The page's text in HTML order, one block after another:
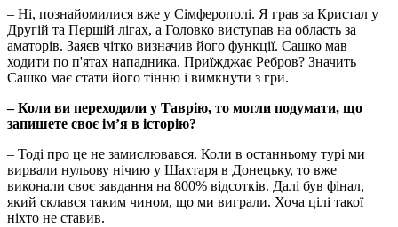
– Ні, познайомилися вже у Сімферополі. Я грав за Кристал у
Другій та Першій лігах, а Головко виступав на область за
аматорів. Заяєв чітко визначив його функції. Сашко мав
ходити по п'ятах нападника. Приїжджає Ребров? Значить
Сашко має стати його тінню і вимкнути з гри.
– Коли ви переходили у Таврію, то могли подумати, що
запишете своє ім’я в історію?
– Тоді про це не замислювався. Коли в останньому турі ми
вирвали нульову нічию у Шахтаря в Донецьку, то вже
виконали своє завдання на 800% відсотків. Далі був фінал,
який склався таким чином, що ми виграли. Хоча цілі такої
ніхто не ставив.